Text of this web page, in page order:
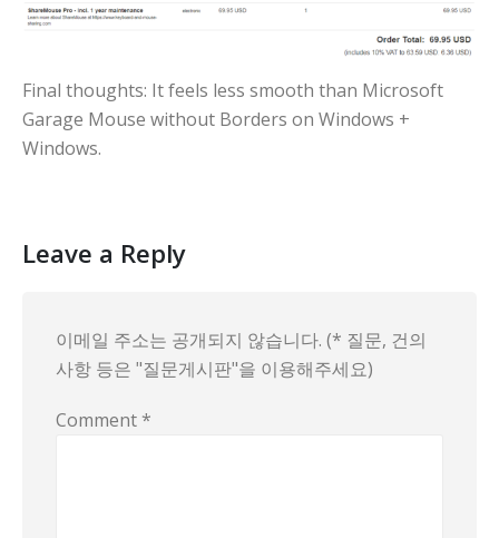
Final thoughts: It feels less smooth than Microsoft
Garage Mouse without Borders on Windows +
Windows.
Leave a Reply
이메일 주소는 공개되지 않습니다. (* 질문, 건의
사항 등은 "질문게시판"을 이용해주세요)
Comment *